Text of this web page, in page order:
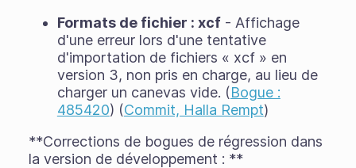
Formats de fichier : xcf- Affichage
d'une erreur lors d'une tentative
d'importation de fichiers « xcf » en
version 3, non pris en charge, au lieu de
charger un canevas vide. (Bogue :
485420) (Commit, Halla Rempt)
**Corrections de bogues de régression dans
la version de développement : **